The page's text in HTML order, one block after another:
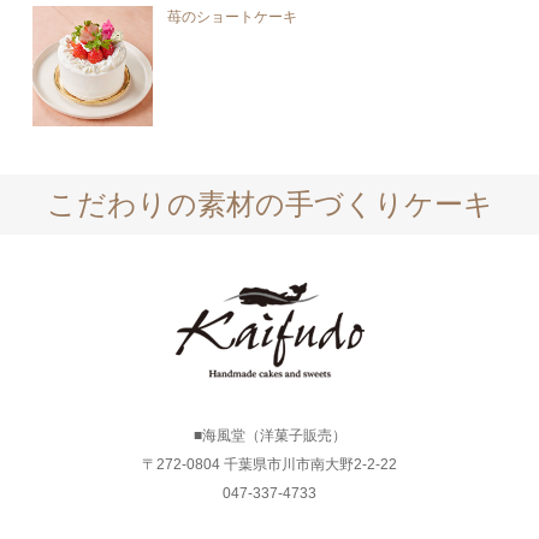
苺のショートケーキ
こだわりの素材の手づくりケーキ
■海風堂（洋菓子販売）
〒272-0804 千葉県市川市南大野2-2-22
047-337-4733